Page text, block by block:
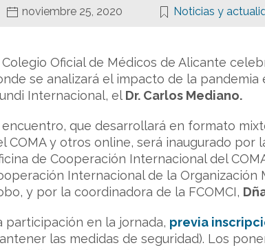
noviembre 25, 2020 Noticias y
Colegio Oficial de Médicos de Alicante
se analizará el impacto de la
Internacional, el Dr. Carlos Mediano.
encuentro, que desarrollará en formato
COMA y otros online, será inaugurado por
de Cooperación Internacional del
Internacional de la Organización
y por la coordinadora de la FCOMCI,
participación en la jornada, previa
las medidas de seguridad). Los